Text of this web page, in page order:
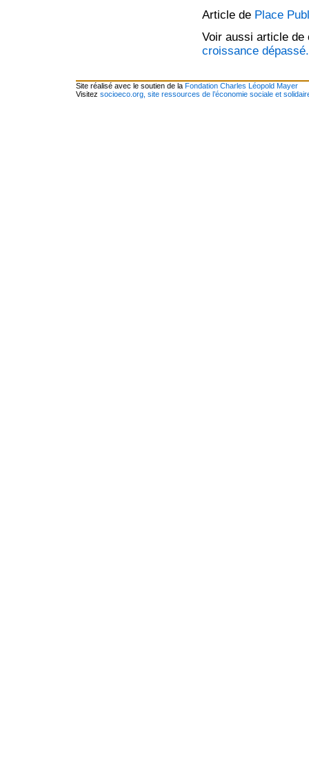
Article de Place
Voir aussi article
croissance dépassé.
Site réalisé avec le soutien de la Fondation Charles Léopold Mayer
Visitez socioeco.org, site ressources de l’économie sociale et